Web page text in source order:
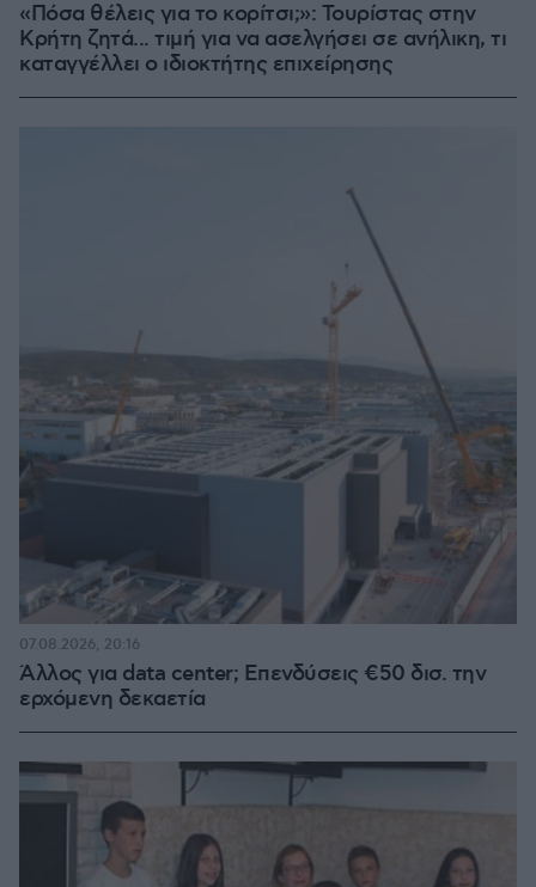
«Πόσα θέλεις για το κορίτσι;»: Τουρίστας στην
Κρήτη ζητά... τιμή για να ασελγήσει σε ανήλικη, τι
καταγγέλλει ο ιδιοκτήτης επιχείρησης
Άλλος για data center; Επενδύσεις €50 δισ. την
ερχόμενη δεκαετία
07.08.2026, 20:16